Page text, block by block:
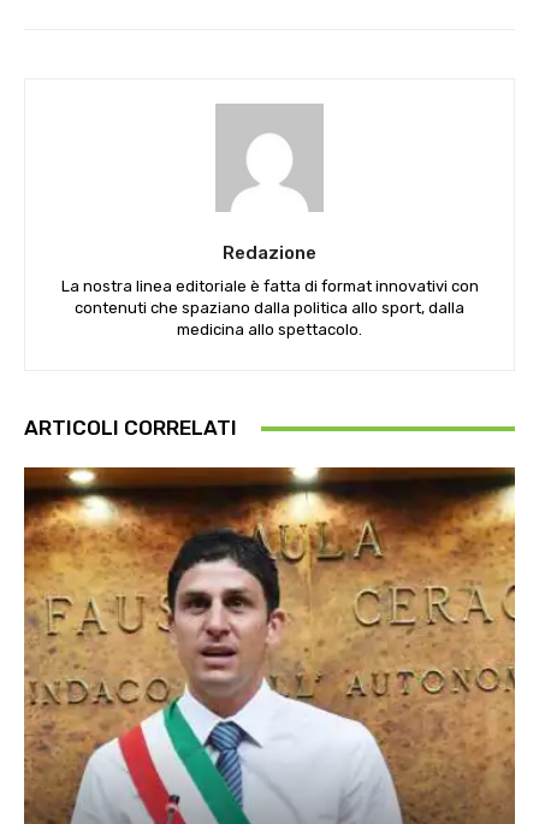
Redazione
La nostra linea editoriale è fatta di format innovativi con
contenuti che spaziano dalla politica allo sport, dalla
medicina allo spettacolo.
ARTICOLI CORRELATI